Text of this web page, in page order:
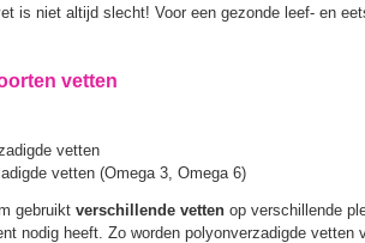
is niet altijd slecht! Voor een gezonde leef- en
vetten
vetten
vetten (Omega 3, Omega 6)
gebruikt verschillende vetten op verschillende
nodig heeft. Zo worden polyonverzadigde vetten